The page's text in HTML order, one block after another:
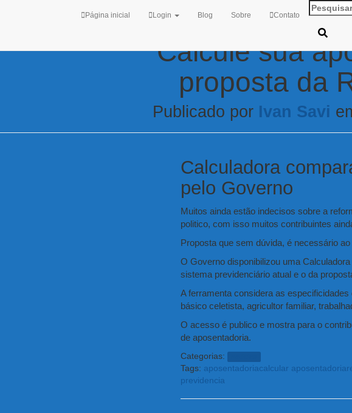
Página inicial Login Blog Sobre Contato
Pesquisar
por:
Calcule sua
proposta da
Publicado por Ivan Savi
Calculadora
pelo Governo
Muitos ainda estão indecisos sobre a
politico, com isso muitos contribuintes
Proposta que sem dúvida, é necessário
O Governo disponibilizou uma Calculadora
sistema previdenciário atual e o da
A ferramenta considera as
básico celetista, agricultor familiar,
O acesso é publico e mostra para o
de aposentadoria.
Categorias:
Tags: aposentadoriacalcular aposentadoria
previdencia